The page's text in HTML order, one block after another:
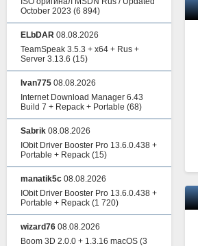
October 2023 (6 894)
ELbDAR 08.08.2026
TeamSpeak 3.5.3 + x64 + Rus +
Server 3.13.6 (15)
Ivan775 08.08.2026
Internet Download Manager 6.43
Build 7 + Repack + Portable (68)
Sabrik 08.08.2026
IObit Driver Booster Pro 13.6.0.438 +
Portable + Repack (15)
manatik5c 08.08.2026
IObit Driver Booster Pro 13.6.0.438 +
Portable + Repack (1 720)
wizard76 08.08.2026
Boom 3D 2.0.0 + 1.3.16 macOS (3